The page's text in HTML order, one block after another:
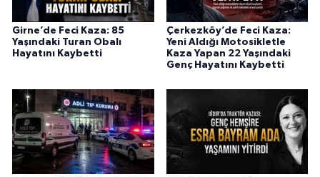
Girne’de Feci Kaza: 85
Yaşındaki Turan Obalı
Hayatını Kaybetti
Çerkezköy’de Feci Kaza:
Yeni Aldığı Motosikletle
Kaza Yapan 22 Yaşındaki
Genç Hayatını Kaybetti